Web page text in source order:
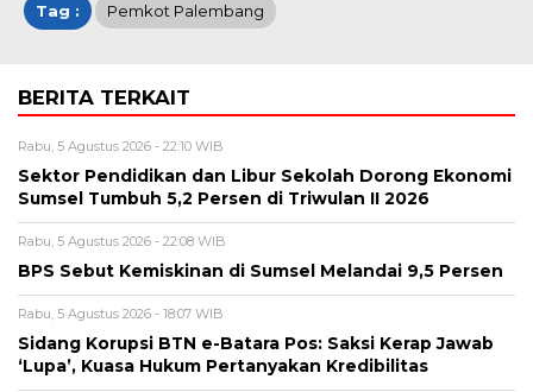
Tag : Pemkot Palembang
BERITA TERKAIT
Rabu, 5 Agustus 2026 - 22:10 WIB
Sektor Pendidikan dan Libur Sekolah Dorong Ekonomi
Sumsel Tumbuh 5,2 Persen di Triwulan II 2026
Rabu, 5 Agustus 2026 - 22:08 WIB
BPS Sebut Kemiskinan di Sumsel Melandai 9,5 Persen
Rabu, 5 Agustus 2026 - 18:07 WIB
Sidang Korupsi BTN e-Batara Pos: Saksi Kerap Jawab
‘Lupa’, Kuasa Hukum Pertanyakan Kredibilitas